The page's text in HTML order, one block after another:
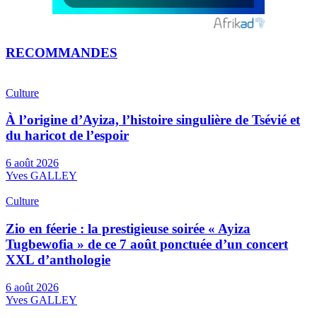
RECOMMANDES
Culture
À l’origine d’Ayiza, l’histoire singulière de Tsévié et
du haricot de l’espoir
6 août 2026
Yves GALLEY
Culture
Zio en féerie : la prestigieuse soirée « Ayiza
Tugbewofia » de ce 7 août ponctuée d’un concert
XXL d’anthologie
6 août 2026
Yves GALLEY